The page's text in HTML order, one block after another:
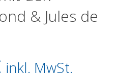
& Jules de
Aktueller
inkl. MwSt.